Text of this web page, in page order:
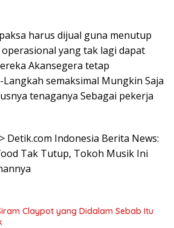
harus dijual guna menutup
yang tak lagi dapat
Akansegera tetap
semaksimal Mungkin Saja
tenaganya Sebagai pekerja
Detik.com Indonesia Berita News:
Tak Tutup, Tokoh Musik Ini
Claypot yang Didalam Sebab Itu